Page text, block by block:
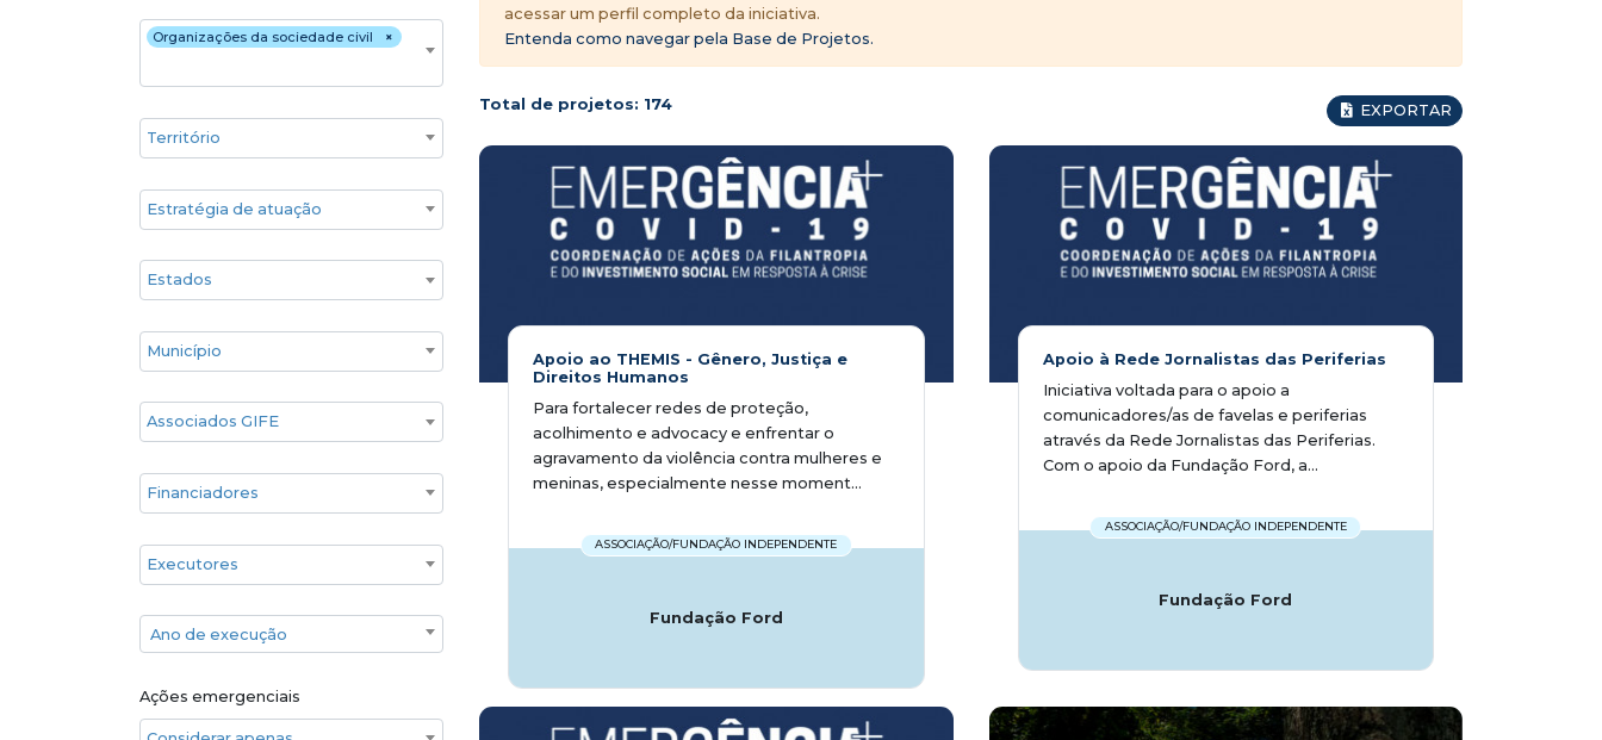
Público ×
Organizações da sociedade civil
Territórios
Estratégia de atuação
Estado
Cidade
Associados GIFE
Financiadores
Executores
Ano de execução
Ano de execução
Ações emergenciais
Considerar apenas ações emergenciais
acessar um perfil completo da iniciativa.
Entenda como navegar pela Base de Projetos.
Total de projetos: 174 EXPORTAR
Apoio ao THEMIS - Gênero, Justiça e
Direitos Humanos
Para fortalecer redes de proteção,
acolhimento e advocacy e enfrentar o
agravamento da violência contra mulheres e
meninas, especialmente nesse moment...
ASSOCIAÇÃO/FUNDAÇÃO INDEPENDENTE
Fundação Ford
Apoio à Rede Jornalistas das Periferias
Iniciativa voltada para o apoio a
comunicadores/as de favelas e periferias
através da Rede Jornalistas das Periferias.
Com o apoio da Fundação Ford, a...
ASSOCIAÇÃO/FUNDAÇÃO INDEPENDENTE
Fundação Ford